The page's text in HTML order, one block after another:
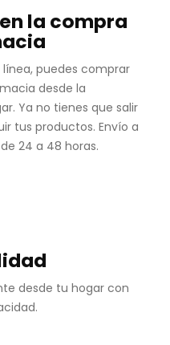
la compra
puedes comprar
desde la
Ya no tienes que salir
tus productos. Envío a
24 a 48 horas.
desde tu hogar con